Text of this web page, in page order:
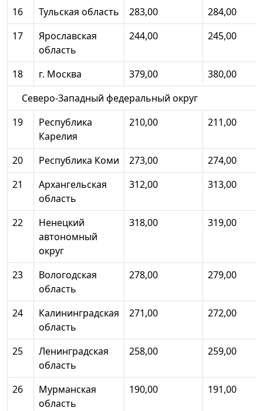
16 Тульская область 283,00
284,00
17
Ярославская
область
244,00 245,00
18 г. Москва 379,00
380,00
Северо-Западный федеральный округ
19
Республика
Карелия
210,00 211,00
20 Республика Коми 273,00
274,00
21
Архангельская
область
312,00 313,00
22
Ненецкий
автономный
округ
318,00 319,00
23
Вологодская
область
278,00 279,00
24
Калининградская
область
271,00 272,00
25
Ленинградская
область
258,00 259,00
26
Мурманская
область
190,00 191,00